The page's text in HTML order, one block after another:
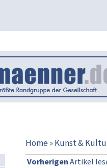
Home»Kunst &
Vorherigen Artikel